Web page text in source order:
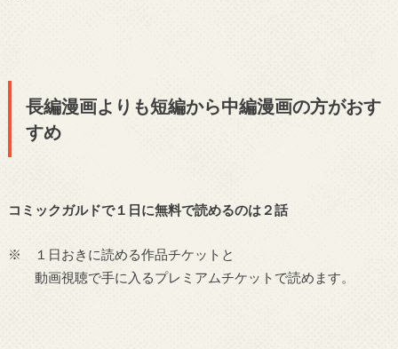
長編漫画よりも短編から中編漫画の方がおす
すめ
コミックガルドで１日に無料で読めるのは２話
※ １日おきに読める作品チケットと
動画視聴で手に入るプレミアムチケットで読めます。